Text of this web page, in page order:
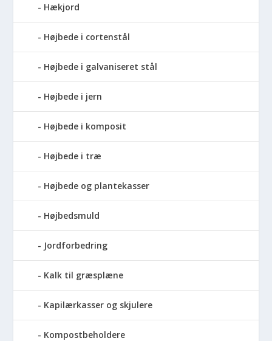
Hækjord
Højbede i cortenstål
Højbede i galvaniseret stål
Højbede i jern
Højbede i komposit
Højbede i træ
Højbede og plantekasser
Højbedsmuld
Jordforbedring
Kalk til græsplæne
Kapilærkasser og skjulere
Kompostbeholdere